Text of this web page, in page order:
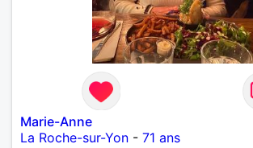
Marie-Anne
La Roche-sur-Yon - 71 ans